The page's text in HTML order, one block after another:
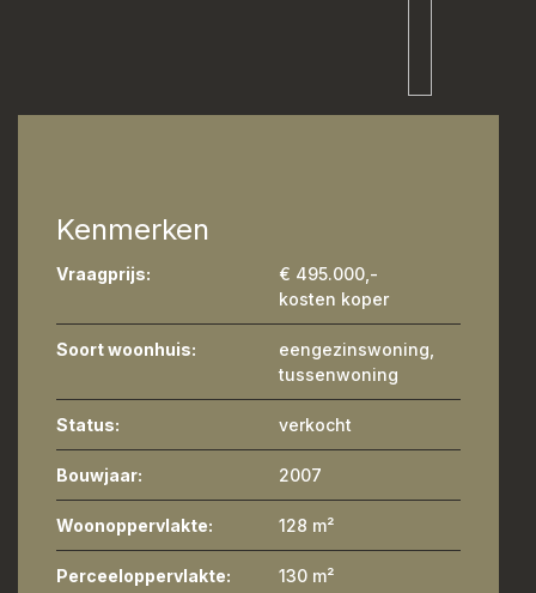
Kenmerken
Vraagprijs:
€ 495.000,-
kosten koper
Soort woonhuis:
eengezinswoning,
tussenwoning
Status: verkocht
Bouwjaar: 2007
Woonoppervlakte: 128 m²
Perceeloppervlakte: 130 m²